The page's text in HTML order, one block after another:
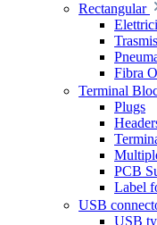
Rectangular
Fibra
Terminal
Plugs
PCB
Label
USB
USB